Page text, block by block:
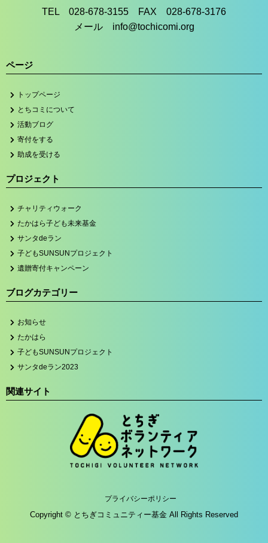
TEL 028-678-3155 FAX 028-678-3176
メール info@tochicomi.org
ページ
トップページ
とちコミについて
活動ブログ
寄付をする
助成を受ける
プロジェクト
チャリティウォーク
たかはら子ども未来基金
サンタdeラン
子どもSUNSUNプロジェクト
遺贈寄付キャンペーン
ブログカテゴリー
お知らせ
たかはら
子どもSUNSUNプロジェクト
サンタdeラン2023
関連サイト
プライバシーポリシー
Copyright © とちぎコミュニティー基金 All Rights Reserved